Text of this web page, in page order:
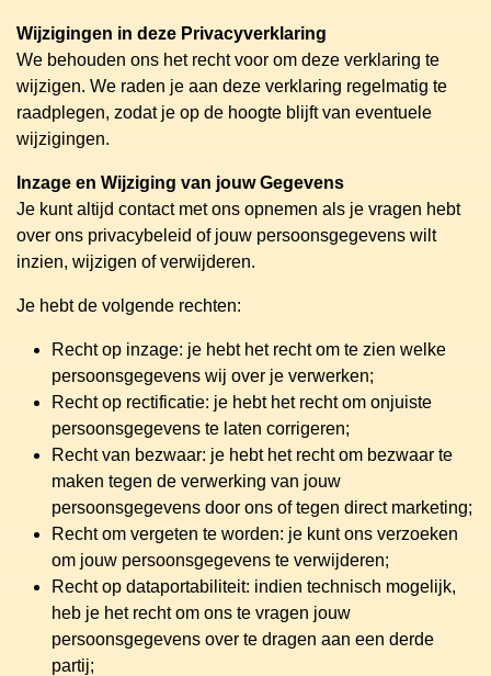
Wijzigingen in deze Privacyverklaring
We behouden ons het recht voor om deze verklaring te
wijzigen. We raden je aan deze verklaring regelmatig te
raadplegen, zodat je op de hoogte blijft van eventuele
wijzigingen.
Inzage en Wijziging van jouw Gegevens
Je kunt altijd contact met ons opnemen als je vragen hebt
over ons privacybeleid of jouw persoonsgegevens wilt
inzien, wijzigen of verwijderen.
Je hebt de volgende rechten:
Recht op inzage: je hebt het recht om te zien welke
persoonsgegevens wij over je verwerken;
Recht op rectificatie: je hebt het recht om onjuiste
persoonsgegevens te laten corrigeren;
Recht van bezwaar: je hebt het recht om bezwaar te
maken tegen de verwerking van jouw
persoonsgegevens door ons of tegen direct marketing;
Recht om vergeten te worden: je kunt ons verzoeken
om jouw persoonsgegevens te verwijderen;
Recht op dataportabiliteit: indien technisch mogelijk,
heb je het recht om ons te vragen jouw
persoonsgegevens over te dragen aan een derde
partij;